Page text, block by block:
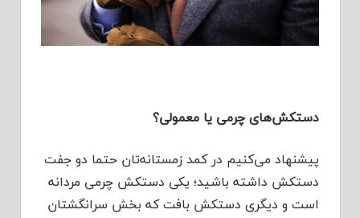
دستکش‌های چرمی یا معمولی؟
پیشنهاد می‌کنیم در کمد زمستانه‌تان حتما دو جفت
دستکش داشته باشید؛ یکی دستکش چرمی مردانه
است و دیگری دستکش بافت که بخش سرانگشتان